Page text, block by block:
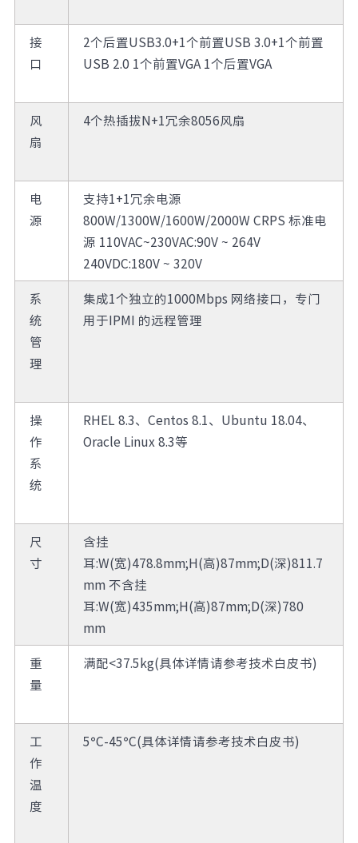
接
口
2个后置USB3.0+1个前置USB 3.0+1个前置
USB 2.0 1个前置VGA 1个后置VGA
风
扇
4个热插拔N+1冗余8056风扇
电
源
支持1+1冗余电源
800W/1300W/1600W/2000W CRPS 标准电
源 110VAC~230VAC:90V ~ 264V
240VDC:180V ~ 320V
系
统
管
理
集成1个独立的1000Mbps 网络接口，专门
用于IPMI 的远程管理
操
作
系
统
RHEL 8.3、Centos 8.1、Ubuntu 18.04、
Oracle Linux 8.3等
尺
寸
含挂
耳:W(宽)478.8mm;H(高)87mm;D(深)811.7
mm 不含挂
耳:W(宽)435mm;H(高)87mm;D(深)780
mm
重
量
满配<37.5kg(具体详情请参考技术白皮书)
工
作
温
度
5°C-45°C(具体详情请参考技术白皮书)